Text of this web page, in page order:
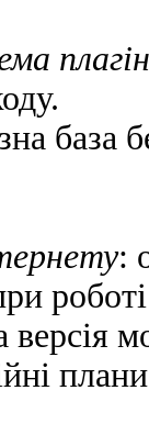
база
:
версія